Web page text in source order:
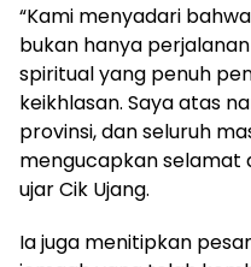
“Kami menyadari
bukan hanya
spiritual yang penuh
keikhlasan. Saya atas
provinsi, dan seluruh
mengucapkan selamat
ujar Cik Ujang.
Ia juga menitipkan